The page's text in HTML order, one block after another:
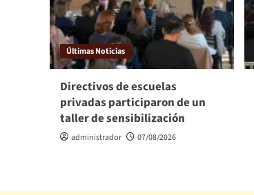
Últimas Noticias
Directivos de escuelas
privadas participaron de un
taller de sensibilización
administrador 07/08/2026